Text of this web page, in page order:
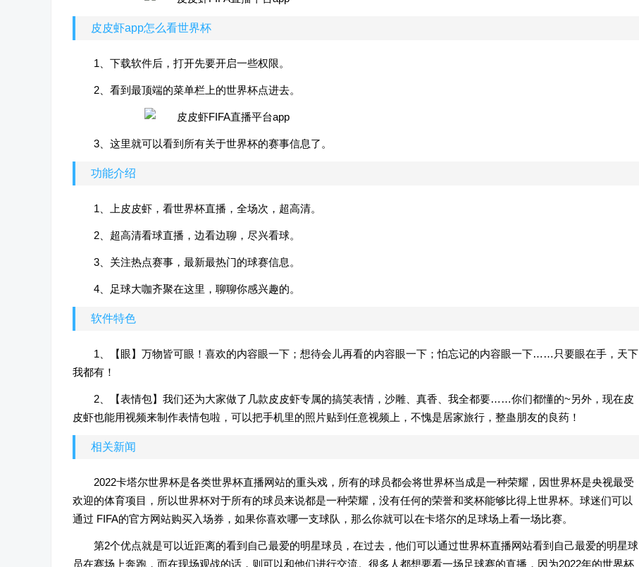
皮皮虾app怎么看世界杯
1、下载软件后，打开先要开启一些权限。
2、看到最顶端的菜单栏上的世界杯点进去。
3、这里就可以看到所有关于世界杯的赛事信息了。
功能介绍
1、上皮皮虾，看世界杯直播，全场次，超高清。
2、超高清看球直播，边看边聊，尽兴看球。
3、关注热点赛事，最新最热门的球赛信息。
4、足球大咖齐聚在这里，聊聊你感兴趣的。
软件特色
1、【眼】万物皆可眼！喜欢的内容眼一下；想待会儿再看的内容眼一下；怕忘记的内容眼一下……只要眼在手，天下
我都有！
2、【表情包】我们还为大家做了几款皮皮虾专属的搞笑表情，沙雕、真香、我全都要……你们都懂的~另外，现在皮
皮虾也能用视频来制作表情包啦，可以把手机里的照片贴到任意视频上，不愧是居家旅行，整蛊朋友的良药！
相关新闻
2022卡塔尔世界杯是各类世界杯直播网站的重头戏，所有的球员都会将世界杯当成是一种荣耀，因世界杯是央视最受
欢迎的体育项目，所以世界杯对于所有的球员来说都是一种荣耀，没有任何的荣誉和奖杯能够比得上世界杯。球迷们可以
通过 FIFA的官方网站购买入场券，如果你喜欢哪一支球队，那么你就可以在卡塔尔的足球场上看一场比赛。
第2个优点就是可以近距离的看到自己最爱的明星球员，在过去，他们可以通过世界杯直播网站看到自己最爱的明星球
员在赛场上奔跑，而在现场观战的话，则可以和他们进行交流。很多人都想要看一场足球赛的直播，因为2022年的世界杯